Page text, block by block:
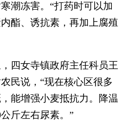
潮冻害。“打药时可以加
酯、诱抗素，再加上腐殖
女寺镇政府主任科员王
民说，“现在核心区很多
能增强小麦抵抗力。降温
斤左右尿素。”